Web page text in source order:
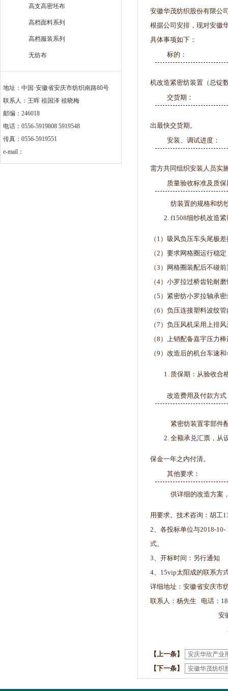
高支高密坯布
高档面料系列
高档服装系列
无纺布
地址：中国·安徽省安庆市纺织南路80号
联系人：王晖 祖国泽 祖晓梅
邮编：246018
电话：0556-5919808 5919548
传真：0556-5919551
e-mail：
安徽华茂纺织股份有限公
根据公司安排，现对安徽
具体事项如下：
标的：
机改造紧密纺装置（总锭
交货期：
出最快交货期。
安装、调试进度：
需方共同组织安装人员实
质量验收标准及质保
纺装置的规格和纺
f1508细纱机改造
（1）吸风负压车头尾极
（2）要求网格圈运行稳
（3）网格圈装配后不碰
（4）小罗拉过桥齿轮耐
（5）紧密纺小罗拉轴承
（6）负压连接塑料波纹
（7）负压风机采用上排
（8）上销配备嘉宇压力
（9）改造后的机台车速
质保期：从验收合
改造费用及付款方式
紧密纺装置零部件
全额承兑汇票，从
保金一年之内付清。
其他要求：
供详细的改造方案
用要求。技术咨询：胡工
2、各投标单位与2018-
式。
3、开标时间：另行通知
4、15vip太阳成的联系方
详细地址：安徽省安庆市
联系人：杨先生 电话：
安徽华茂纺
2018-
【上一条】 安庆华欣产业
【下一条】 安徽华茂纺织